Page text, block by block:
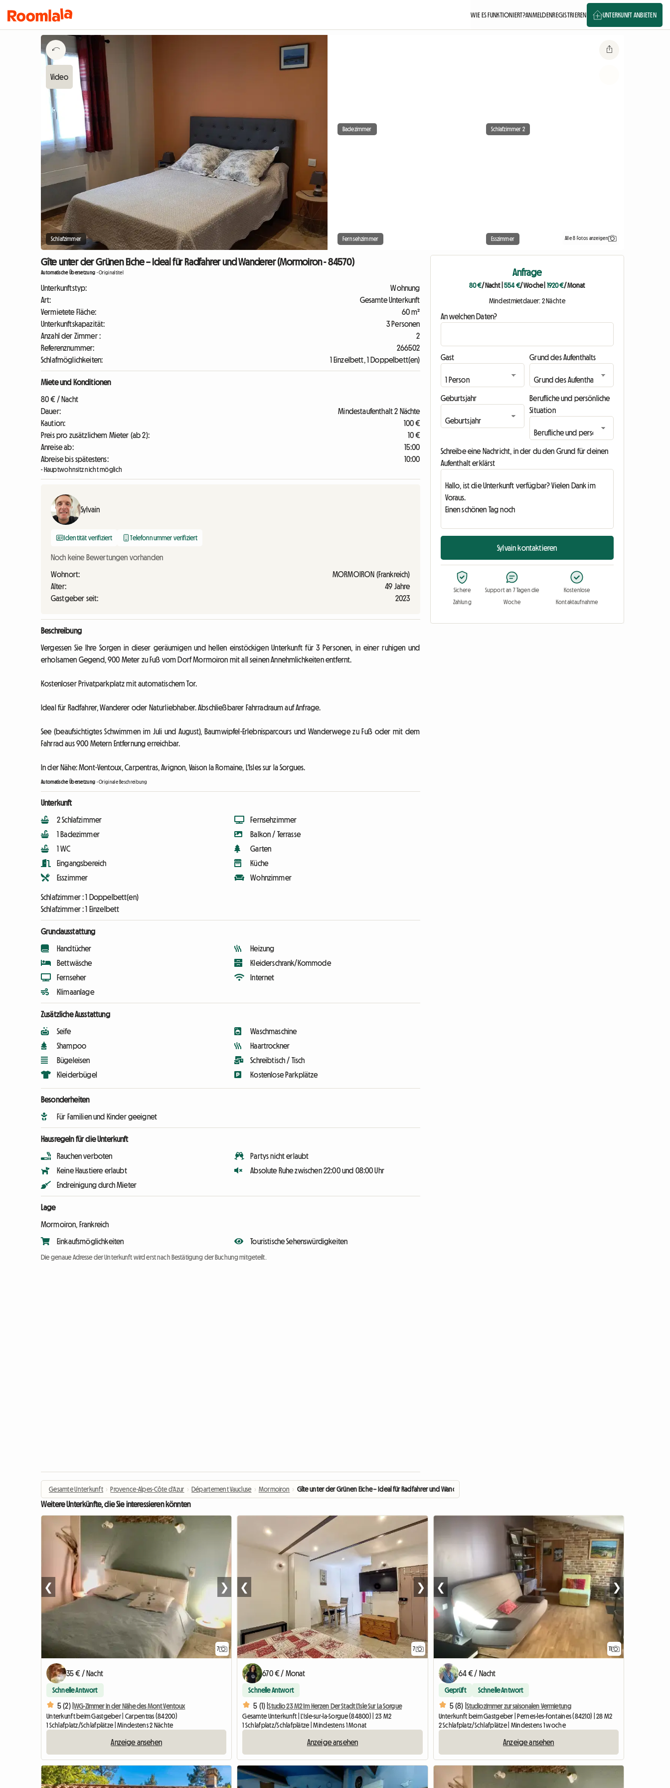
WIE ES FUNKTIONIERT?ANMELDENREGISTRIEREN UNTERKUNFT ANBIETEN
Schlafzimmer
Badezimmer Schlafzimmer 2
Fernsehzimmer Esszimmer Alle 8 Fotos anzeigen
Gîte unter der Grünen Eiche – Ideal für Radfahrer und Wanderer (Mormoiron - 84570)
Automatische Übersetzung -Originaltitel
Unterkunftstyp:
Wohnung
Art:
Gesamte Unterkunft
Vermietete Fläche:
60 m²
Unterkunftskapazität:
3 Personen
Anzahl der Zimmer :
2
Referenznummer:
266502
Schlafmöglichkeiten:
1 Einzelbett, 1 Doppelbett(en)
Miete und Konditionen
80 € / Nacht
Dauer:
Mindestaufenthalt 2 Nächte
Kaution:
100 €
Preis pro zusätzlichem Mieter (ab 2):
10 €
Anreise ab:
15:00
Abreise bis spätestens:
10:00
- Hauptwohnsitz nicht möglich
Sylvain
Identität verifiziert Telefonnummer verifiziert
Noch keine Bewertungen vorhanden
Wohnort:
MORMOIRON (Frankreich)
Alter:
49 Jahre
Gastgeber seit:
2023
Beschreibung
Vergessen Sie Ihre Sorgen in dieser geräumigen und hellen einstöckigen Unterkunft für 3 Personen, in einer ruhigen und
erholsamen Gegend, 900 Meter zu Fuß vom Dorf Mormoiron mit all seinen Annehmlichkeiten entfernt.
Kostenloser Privatparkplatz mit automatischem Tor.
Ideal für Radfahrer, Wanderer oder Naturliebhaber. Abschließbarer Fahrradraum auf Anfrage.
See (beaufsichtigtes Schwimmen im Juli und August), Baumwipfel-Erlebnisparcours und Wanderwege zu Fuß oder mit dem
Fahrrad aus 900 Metern Entfernung erreichbar.
In der Nähe: Mont-Ventoux, Carpentras, Avignon, Vaison la Romaine, L'Isles sur la Sorgues.
Automatische Übersetzung -Originale Beschreibung
Unterkunft
2 Schlafzimmer
1 Badezimmer
1 WC
Eingangsbereich
Esszimmer
Fernsehzimmer
Balkon / Terrasse
Garten
Küche
Wohnzimmer
Schlafzimmer :1 Doppelbett(en)
Schlafzimmer :1 Einzelbett
Grundausstattung
Handtücher
Bettwäsche
Fernseher
Klimaanlage
Heizung
Kleiderschrank/Kommode
Internet
Zusätzliche Ausstattung
Seife
Shampoo
Bügeleisen
Kleiderbügel
Waschmaschine
Haartrockner
Schreibtisch / Tisch
Kostenlose Parkplätze
Besonderheiten
Für Familien und Kinder geeignet
Hausregeln für die Unterkunft
Rauchen verboten
Keine Haustiere erlaubt
Endreinigung durch Mieter
Partys nicht erlaubt
Absolute Ruhe zwischen 22:00 und 08:00 Uhr
Lage
Mormoiron, Frankreich
Einkaufsmöglichkeiten Touristische Sehenswürdigkeiten
Die genaue Adresse der Unterkunft wird erst nach Bestätigung der Buchung mitgeteilt.
Anfrage
80 €/ Nacht|554 €/ Woche| 1920 €/ Monat
Mindestmietdauer: 2 Nächte
An welchen Daten?
Gast Grund des Aufenthalts
Geburtsjahr
Berufliche und persönliche
Situation
Schreibe eine Nachricht, in der du den Grund für deinen
Aufenthalt erklärst
Sylvain kontaktieren
Sichere
Zahlung
Support an 7 Tagen die
Woche
Kostenlose
Kontaktaufnahme
Gesamte Unterkunft › Provence-Alpes-Côte d'Azur › Département Vaucluse › Mormoiron › Gîte unter der Grünen Eiche – Ideal für Radfahrer und Wanderer
Weitere Unterkünfte, die Sie interessieren könnten
7
❮ ❯
35 € / Nacht
Schnelle Antwort
5 (2) |WG-Zimmer in der Nähe des Mont Ventoux
Unterkunft beim Gastgeber | Carpentras (84200)
1 Schlafplatz/Schlafplätze | Mindestens 2 Nächte
Anzeige ansehen
7
❮ ❯
670 € / Monat
Schnelle Antwort
5 (1) |Studio 23 M2 Im Herzen Der Stadt L'Isle Sur La Sorgue
Gesamte Unterkunft | L'Isle-sur-la-Sorgue (84800) | 23 M2
1 Schlafplatz/Schlafplätze | Mindestens 1 Monat
Anzeige ansehen
11
❮ ❯
64 € / Nacht
Geprüft Schnelle Antwort
5 (8) | Studiozimmer zur saisonalen Vermietung
Unterkunft beim Gastgeber | Pernes-les-Fontaines (84210) | 28 M2
2 Schlafplatz/Schlafplätze | Mindestens 1 woche
Anzeige ansehen